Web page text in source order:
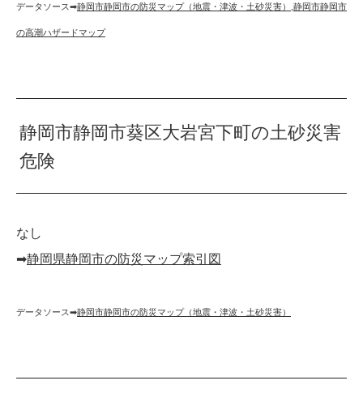
データソース➡︎静岡市静岡市の防災マップ（地震・津波・土砂災害） 静岡市静岡市
の高潮ハザードマップ
静岡市静岡市葵区大岩宮下町の土砂災害
危険
なし
➡︎静岡県静岡市の防災マップ索引図
データソース➡︎静岡市静岡市の防災マップ（地震・津波・土砂災害）